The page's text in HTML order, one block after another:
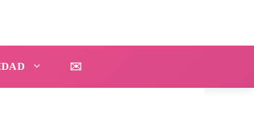
✉️